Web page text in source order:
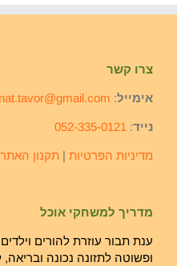
צרו קשר
אימייל:
נייד:
052-335-0121
מדיניות הפרטיות | תקנון האתר
מדריך למשחקי אוכל
ענת תבור עוזרת להורים
ופשוטה לתזונה נכונה